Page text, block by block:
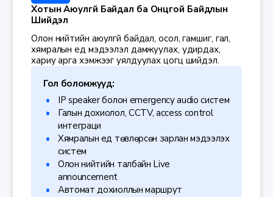
Хотын Аюулгүй Байдал ба Онцгой Байдлын
Шийдэл
Олон нийтийн аюулгүй байдал, осол, гамшиг, гал,
хямралын үед мэдээлэл дамжуулах, удирдах,
хариу арга хэмжээг уялдуулах цогц шийдэл.
Гол боломжууд:
IP speaker болон emergency audio систем
Галын дохиолол, CCTV, access control
интеграци
Хямралын үед төвлөрсөн зарлан мэдээлэх
систем
Олон нийтийн талбайн Live
announcement
Автомат дохиоллын маршрут